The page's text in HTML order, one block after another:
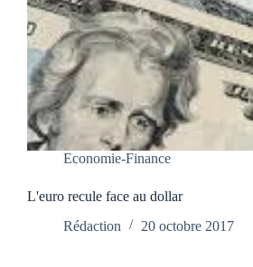
Economie-Finance
L'euro recule face au dollar
Rédaction
20 octobre 2017